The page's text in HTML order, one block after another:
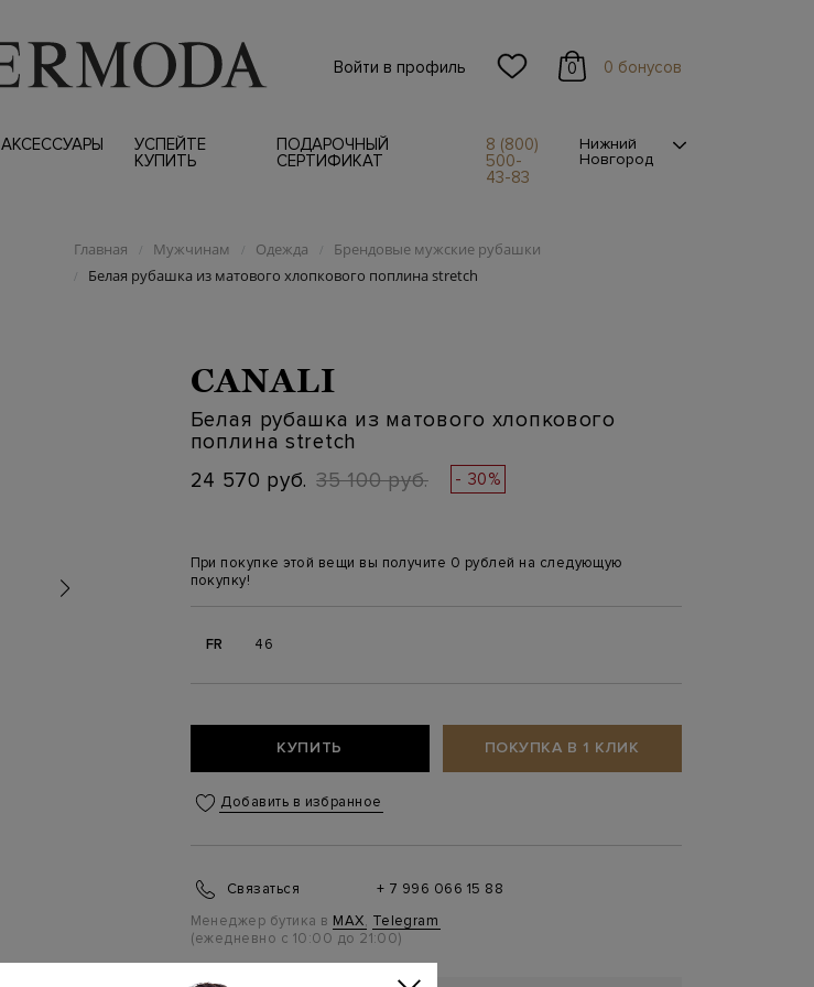
Войти в профиль 0 0 бонусов
АКСЕССУАРЫ
УСПЕЙТЕ
КУПИТЬ
ПОДАРОЧНЫЙ
СЕРТИФИКАТ
8 (800)
500-
43-83
Нижний
Новгород
Главная / Мужчинам / Одежда / Брендовые мужские рубашки
/ Белая рубашка из матового хлопкового поплина stretch
CANALI
Белая рубашка из матового хлопкового
поплина stretch
24 570 руб. 35 100 руб. - 30%
При покупке этой вещи вы получите 0 рублей на следующую
покупку!
FR 46
КУПИТЬ ПОКУПКА В 1 КЛИК
Добавить в избранное
Связаться
+ 7 996 066 15 88
Менеджер бутика в MAX, Telegram
(ежедневно с 10:00 до 21:00)